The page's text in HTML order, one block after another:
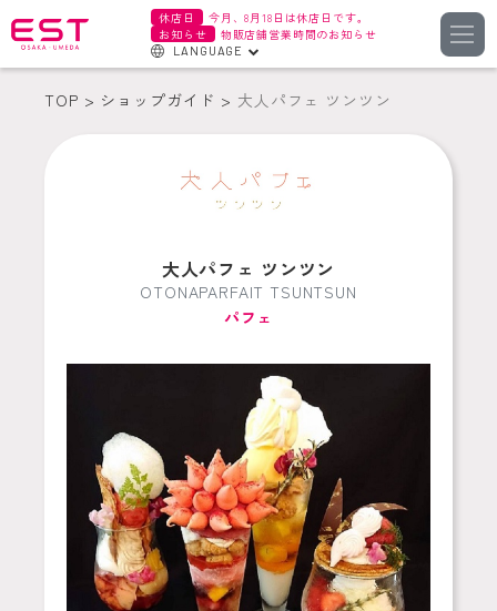
休店日
今月、8月18日は休店日です。
お知らせ
物販店舗営業時間のお知らせ
LANGUAGE
TOP ショップガイド 大人パフェ ツンツン
大人パフェ ツンツン
OTONAPARFAIT TSUNTSUN
パフェ